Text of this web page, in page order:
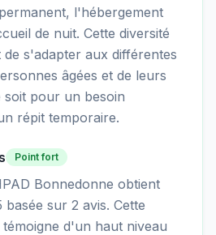
l'hébergement
de nuit. Cette diversité
s'adapter aux différentes
âgées et de leurs
soit pour un besoin
répit temporaire.
Point fort
Bonnedonne obtient
sur 2 avis. Cette
d'un haut niveau